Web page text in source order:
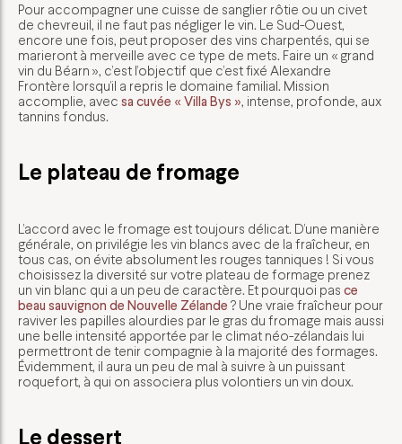
Pour accompagner une cuisse de sanglier rôtie ou un civet
de chevreuil, il ne faut pas négliger le vin. Le Sud-Ouest,
encore une fois, peut proposer des vins charpentés, qui se
marieront à merveille avec ce type de mets. Faire un « grand
vin du Béarn », c’est l’objectif que c’est fixé Alexandre
Frontère lorsqu’il a repris le domaine familial. Mission
accomplie, avec sa cuvée « Villa Bys », intense, profonde, aux
tannins fondus.
Le plateau de fromage
L’accord avec le fromage est toujours délicat. D’une manière
générale, on privilégie les vin blancs avec de la fraîcheur, en
tous cas, on évite absolument les rouges tanniques ! Si vous
choisissez la diversité sur votre plateau de formage prenez
un vin blanc qui a un peu de caractère. Et pourquoi pas ce
beau sauvignon de Nouvelle Zélande ? Une vraie fraîcheur pour
raviver les papilles alourdies par le gras du fromage mais aussi
une belle intensité apportée par le climat néo-zélandais lui
permettront de tenir compagnie à la majorité des formages.
Évidemment, il aura un peu de mal à suivre à un puissant
roquefort, à qui on associera plus volontiers un vin doux.
Le dessert